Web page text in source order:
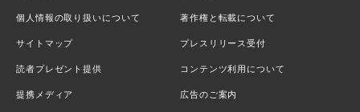
個人情報の取り扱いについて 著作権と転載について
サイトマップ プレスリリース受付
読者プレゼント提供 コンテンツ利用について
提携メディア 広告のご案内